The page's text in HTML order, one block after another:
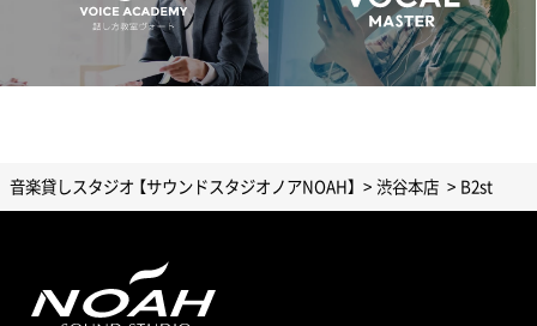
音楽貸しスタジオ 【サウンドスタジオノアNOAH】 渋谷本店 B2st